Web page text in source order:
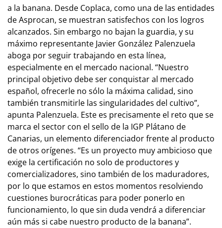
a la banana. Desde Coplaca, como una de las entidades
de Asprocan, se muestran satisfechos con los logros
alcanzados. Sin embargo no bajan la guardia, y su
máximo representante Javier González Palenzuela
aboga por seguir trabajando en esta línea,
especialmente en el mercado nacional. “Nuestro
principal objetivo debe ser conquistar al mercado
español, ofrecerle no sólo la máxima calidad, sino
también transmitirle las singularidades del cultivo”,
apunta Palenzuela. Este es precisamente el reto que se
marca el sector con el sello de la IGP Plátano de
Canarias, un elemento diferenciador frente al producto
de otros orígenes. “Es un proyecto muy ambicioso que
exige la certificación no solo de productores y
comercializadores, sino también de los maduradores,
por lo que estamos en estos momentos resolviendo
cuestiones burocráticas para poder ponerlo en
funcionamiento, lo que sin duda vendrá a diferenciar
aún más si cabe nuestro producto de la banana”.